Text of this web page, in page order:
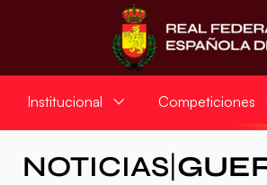
Institucional Competiciones
NOTICIAS